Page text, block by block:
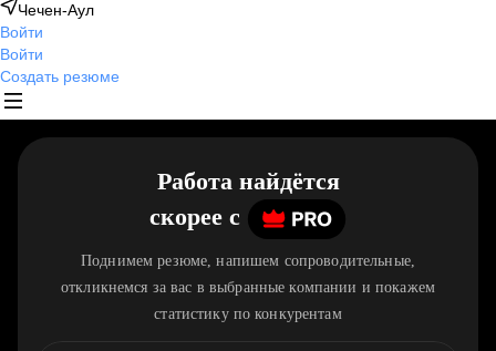
Чечен-Аул
Войти
Войти
Создать резюме
Работа найдётся
скорее c
Поднимем резюме, напишем сопроводительные,
откликнемся за вас в выбранные компании и покажем
статистику по конкурентам